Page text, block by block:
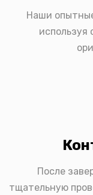
Наши
используя
После
тщательную